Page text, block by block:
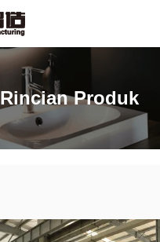
Rincian Produk